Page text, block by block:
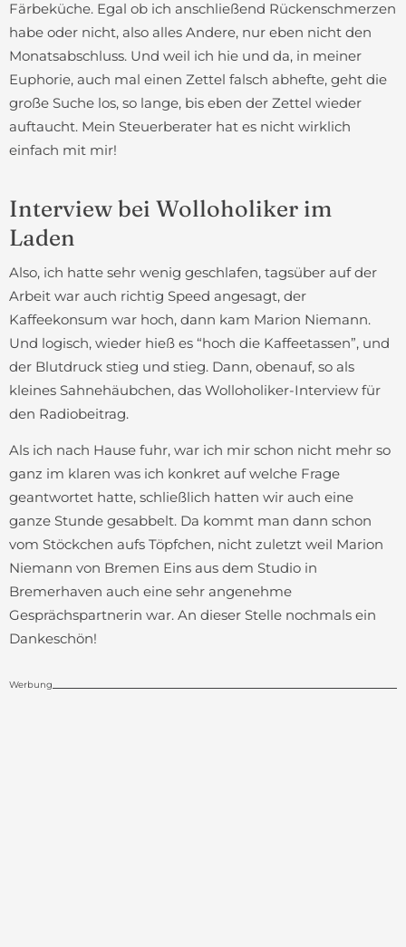
Färbeküche. Egal ob ich anschließend Rückenschmerzen
habe oder nicht, also alles Andere, nur eben nicht den
Monatsabschluss. Und weil ich hie und da, in meiner
Euphorie, auch mal einen Zettel falsch abhefte, geht die
große Suche los, so lange, bis eben der Zettel wieder
auftaucht. Mein Steuerberater hat es nicht wirklich
einfach mit mir!
Interview bei Wolloholiker im
Laden
Also, ich hatte sehr wenig geschlafen, tagsüber auf der
Arbeit war auch richtig Speed angesagt, der
Kaffeekonsum war hoch, dann kam Marion Niemann.
Und logisch, wieder hieß es “hoch die Kaffeetassen”, und
der Blutdruck stieg und stieg. Dann, obenauf, so als
kleines Sahnehäubchen, das Wolloholiker-Interview für
den Radiobeitrag.
Als ich nach Hause fuhr, war ich mir schon nicht mehr so
ganz im klaren was ich konkret auf welche Frage
geantwortet hatte, schließlich hatten wir auch eine
ganze Stunde gesabbelt. Da kommt man dann schon
vom Stöckchen aufs Töpfchen, nicht zuletzt weil Marion
Niemann von Bremen Eins aus dem Studio in
Bremerhaven auch eine sehr angenehme
Gesprächspartnerin war. An dieser Stelle nochmals ein
Dankeschön!
Werbung